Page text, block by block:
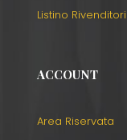
Listino Rivenditori
ACCOUNT
Area Riservata